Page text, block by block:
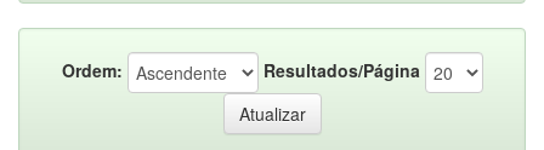
Ordem: Resultados/Página